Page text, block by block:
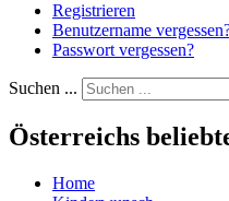
Registrieren
Benutzername
Passwort vergessen?
Suchen ...
Österreichs
Home